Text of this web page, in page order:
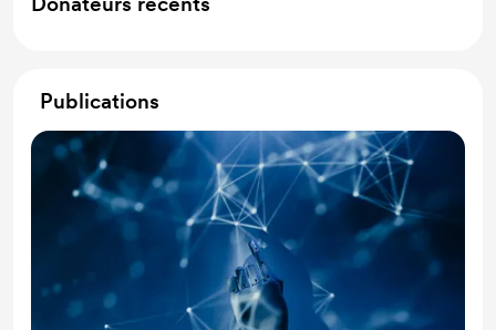
Publications